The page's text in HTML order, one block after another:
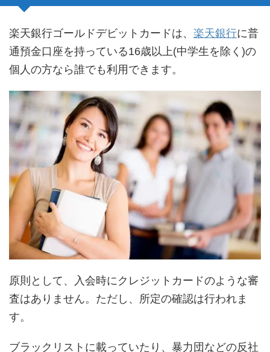
楽天銀行ゴールドデビットカードは、 楽天銀行に普
通預金口座を持っている16歳以上(中学生を除く)の
個人の方なら誰でも利用できます。
原則として、入会時にクレジットカードのような審
査はありません。ただし、所定の確認は行われま
す。
ブラックリストに載っていたり、暴力団などの反社